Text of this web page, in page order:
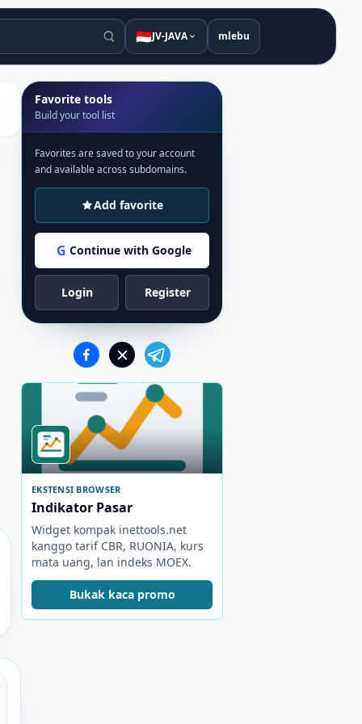
🇮🇩JV-JAVA mlebu
Favorite tools
Build your tool list
Favorites are saved to your account
and available across subdomains.
Add favorite
G Continue with Google
Login Register
EKSTENSI BROWSER
Indikator Pasar
Widget kompak inettools.net
kanggo tarif CBR, RUONIA, kurs
mata uang, lan indeks MOEX.
Bukak kaca promo